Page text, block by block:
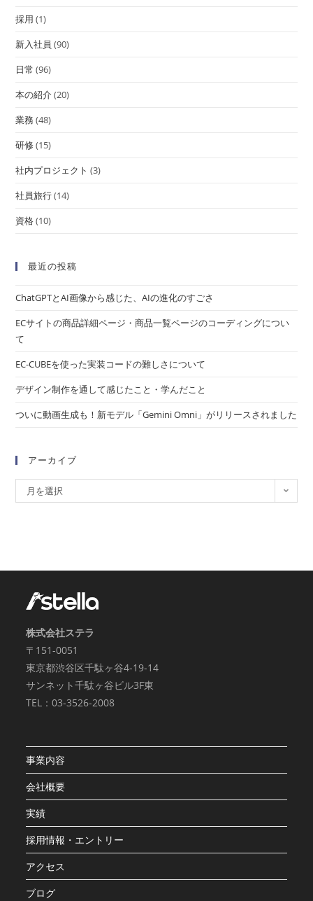
採用 (1)
新入社員 (90)
日常 (96)
本の紹介(20)
業務(48)
研修(15)
社内プロジェクト (3)
社員旅行(14)
資格(10)
最近の投稿
ChatGPTとAI画像から感じた、AIの進化のすごさ
ECサイトの商品詳細ページ・商品一覧ページのコーディングについ
て
EC-CUBEを使った実装コードの難しさについて
デザイン制作を通して感じたこと・学んだこと
ついに動画生成も！新モデル「Gemini Omni」がリリースされました
アーカイブ
月を選択
株式会社ステラ
〒151-0051
東京都渋谷区千駄ヶ谷4-19-14
サンネット千駄ヶ谷ビル3F東
TEL：03-3526-2008
事業内容
会社概要
実績
採用情報・エントリー
アクセス
ブログ